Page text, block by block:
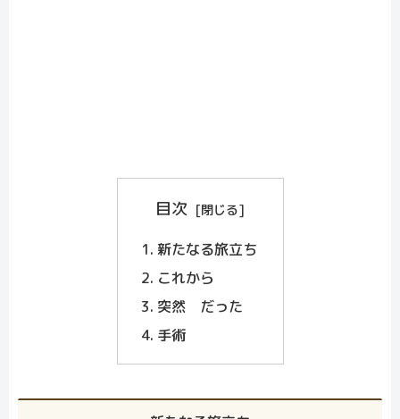
目次
新たなる旅立ち
これから
突然 だった
手術